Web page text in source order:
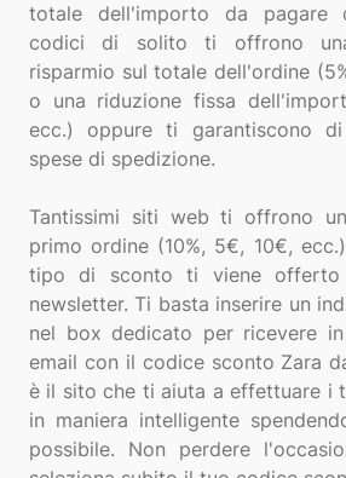
totale dell'importo da pagare
codici di solito ti offrono
risparmio sul totale dell'ordine
o una riduzione fissa
ecc.) oppure ti garantiscono
spese di spedizione.
Tantissimi siti web ti offrono
primo ordine (10%, 5€, 10€,
tipo di sconto ti viene
newsletter. Ti basta inserire un
nel box dedicato per ricevere
email con il codice sconto Zara
è il sito che ti aiuta a effettuare i
in maniera intelligente
possibile. Non perdere